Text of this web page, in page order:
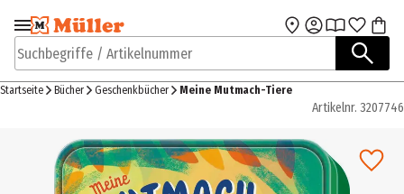
Zur Navigation
springen
Zum Hauptinhalt
Suchbegriffe / Artikelnummer
Startseite Bücher Geschenkbücher Meine Mutmach-Tiere
Artikelnr. 3207746